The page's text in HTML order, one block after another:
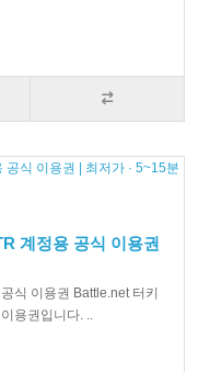
계정용 공식 이용권
이용권 Battle.net 터키
용권입니다. ..